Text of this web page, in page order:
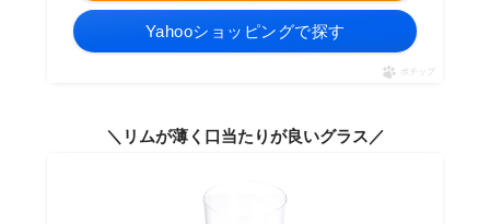
Yahooショッピングで探す
ポチップ
＼リムが薄く口当たりが良いグラス／